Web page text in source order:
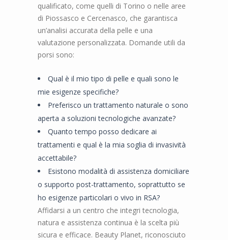
qualificato, come quelli di Torino o nelle aree
di Piossasco e Cercenasco, che garantisca
un’analisi accurata della pelle e una
valutazione personalizzata. Domande utili da
porsi sono:
Qual è il mio tipo di pelle e quali sono le
mie esigenze specifiche?
Preferisco un trattamento naturale o sono
aperta a soluzioni tecnologiche avanzate?
Quanto tempo posso dedicare ai
trattamenti e qual è la mia soglia di invasività
accettabile?
Esistono modalità di assistenza domiciliare
o supporto post-trattamento, soprattutto se
ho esigenze particolari o vivo in RSA?
Affidarsi a un centro che integri tecnologia,
natura e assistenza continua è la scelta più
sicura e efficace. Beauty Planet, riconosciuto